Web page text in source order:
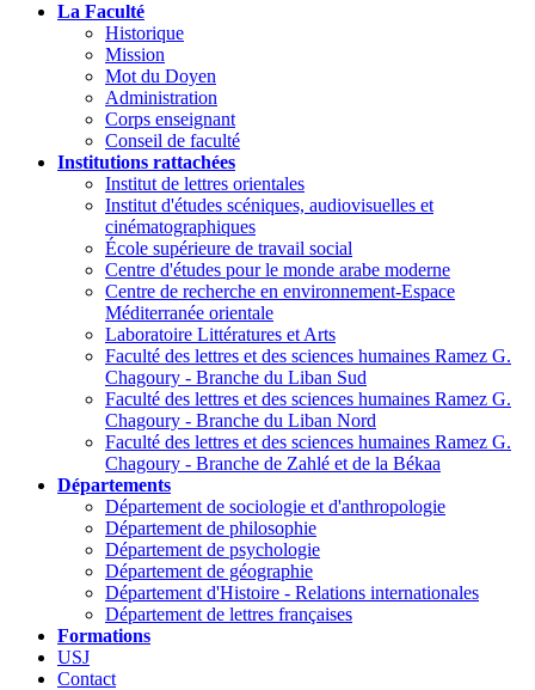
La Faculté
Historique
Mission
Mot du Doyen
Administration
Corps enseignant
Conseil de faculté
Institutions rattachées
Institut de lettres orientales
Institut d'études scéniques, audiovisuelles et
cinématographiques
École supérieure de travail social
Centre d'études pour le monde arabe moderne
Centre de recherche en environnement-Espace
Méditerranée orientale
Laboratoire Littératures et Arts
Faculté des lettres et des sciences humaines Ramez G.
Chagoury - Branche du Liban Sud
Faculté des lettres et des sciences humaines Ramez G.
Chagoury - Branche du Liban Nord
Faculté des lettres et des sciences humaines Ramez G.
Chagoury - Branche de Zahlé et de la Békaa
Départements
Département de sociologie et d'anthropologie
Département de philosophie
Département de psychologie
Département de géographie
Département d'Histoire - Relations internationales
Département de lettres françaises
Formations
USJ
Contact